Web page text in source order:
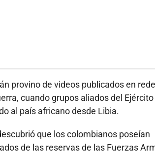
provino de videos publicados en
cuando grupos aliados del Ejército
al país africano desde Libia.
que los colombianos poseían
de las reservas de las Fuerzas